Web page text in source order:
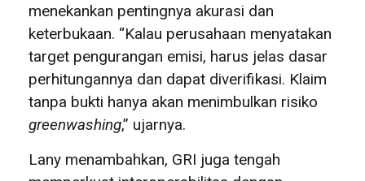
menekankan pentingnya akurasi dan
keterbukaan. “Kalau perusahaan menyatakan
target pengurangan emisi, harus jelas dasar
perhitungannya dan dapat diverifikasi. Klaim
tanpa bukti hanya akan menimbulkan risiko
greenwashing,” ujarnya.
Lany menambahkan, GRI juga tengah